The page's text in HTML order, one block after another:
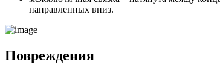
направленных вниз.
Повреждения